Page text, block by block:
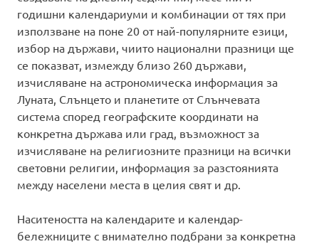
годишни календариуми и комбинации от тях при
използване на поне 20 от най-популярните езици,
избор на държави, чиито национални празници ще
се показват, измежду близо 260 държави,
изчисляване на астрономическа информация за
Луната, Слънцето и планетите от Слънчевата
система според географските координати на
конкретна държава или град, възможност за
изчисляване на религиозните празници на всички
световни религии, информация за разстоянията
между населени места в целия свят и др.
Наситеността на календарите и календар-
бележниците с внимателно подбрани за конкретна